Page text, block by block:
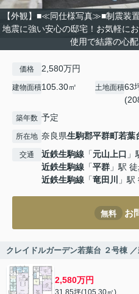
【外観】■≪同仕様写真≫■制震装
地震に強い安心の邸宅！お気軽に
使用で結露の心
価格 2,580万円
建物面積105.30㎡ 土地面積63
築年数 予定
所在地 奈良県生駒郡平群町若葉
交通 近鉄生駒線 「元山上口
近鉄生駒線 「平群 」駅
近鉄生駒線 「竜田川 」
無料 お
クレイドルガーデン若葉台 ２号棟
2,580万円
31.85坪(105.30㎡)